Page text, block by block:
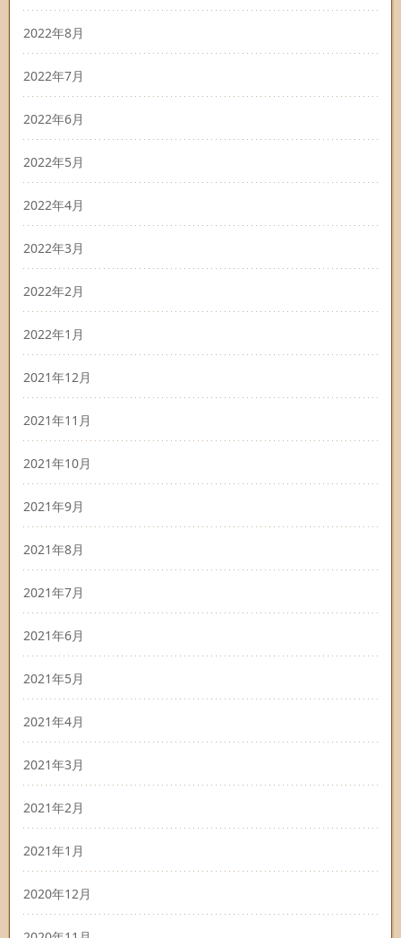
2022年8月
2022年7月
2022年6月
2022年5月
2022年4月
2022年3月
2022年2月
2022年1月
2021年12月
2021年11月
2021年10月
2021年9月
2021年8月
2021年7月
2021年6月
2021年5月
2021年4月
2021年3月
2021年2月
2021年1月
2020年12月